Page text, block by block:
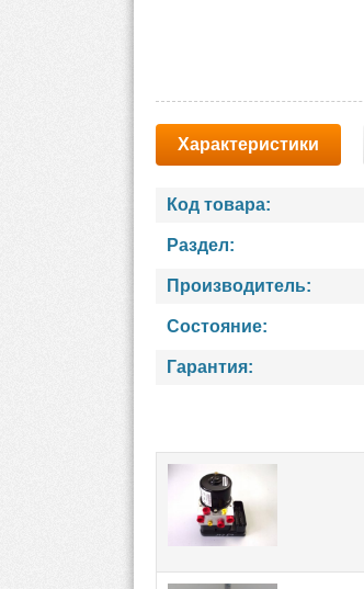
Характеристики
Код товара:
Раздел:
Производитель:
Состояние:
Гарантия: